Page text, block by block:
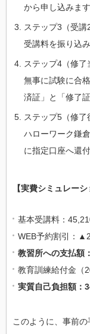
から申し込みます
ステップ3（受
受講料を振り込
ステップ4（修了
無事に試験に合
済証」と「修了
ステップ5（修
ハローワーク鎌
に指定口座へ還
【実費シミュレー
基本受講料：
WEB予約割引：
教習所への支払額
教育訓練給付金（
実質自己負担額：
このように、事前